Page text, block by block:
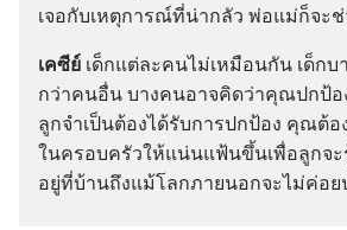
เจอ​กับ​เหตุ​การณ์​ที่​น่า​กลัว พ่อ​แม่​ก็​จะ​
เคซีย์ เด็ก​แต่​ละ​คน​ไม่​เหมือน​กัน เด็ก​บ
กว่า​คน​อื่น บาง​คน​อาจ​คิด​ว่า​คุณ​ปก​ป้อ
ลูก​จำเป็น​ต้อง​ได้​รับ​การ​ปก​ป้อง คุณ​ต้
ใน​ครอบครัว​ให้​แน่นแฟ้น​ขึ้น​เพื่อ​ลูก​จ
อยู่​ที่​บ้าน​ถึง​แม้​โลก​ภาย​นอก​จะ​ไม่​ค่อ